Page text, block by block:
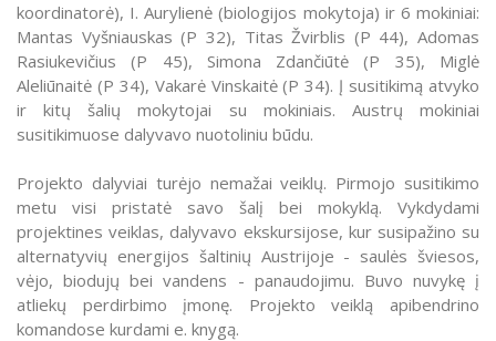
koordinatorė), I. Aurylienė (biologijos mokytoja) ir 6 mokiniai:
Mantas Vyšniauskas (P 32), Titas Žvirblis (P 44), Adomas
Rasiukevičius (P 45), Simona Zdančiūtė (P 35), Miglė
Aleliūnaitė (P 34), Vakarė Vinskaitė (P 34). Į susitikimą atvyko
ir kitų šalių mokytojai su mokiniais. Austrų mokiniai
susitikimuose dalyvavo nuotoliniu būdu.
Projekto dalyviai turėjo nemažai veiklų. Pirmojo susitikimo
metu visi pristatė savo šalį bei mokyklą. Vykdydami
projektines veiklas, dalyvavo ekskursijose, kur susipažino su
alternatyvių energijos šaltinių Austrijoje - saulės šviesos,
vėjo, biodujų bei vandens - panaudojimu. Buvo nuvykę į
atliekų perdirbimo įmonę. Projekto veiklą apibendrino
komandose kurdami e. knygą.